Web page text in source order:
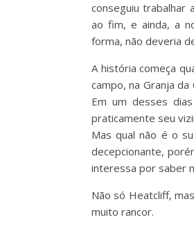
conseguiu trabalhar
ao fim, e ainda, a
forma, não deveria
A história começa
campo, na Granja
Em um desses
praticamente seu
Mas qual não é o
decepcionante,
interessa por saber
Não só Heatcliff,
muito rancor.